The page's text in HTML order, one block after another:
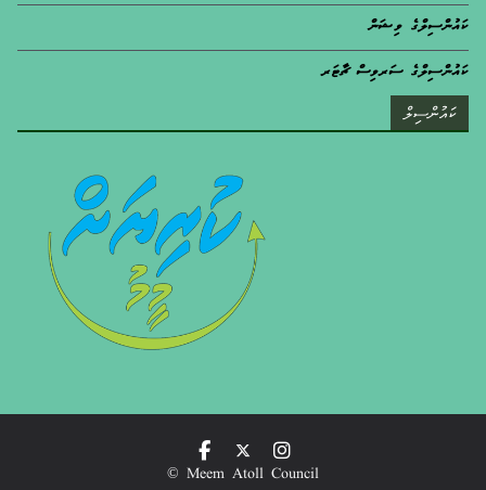
ކައުންސިލްގެ ވިޝަން
ކައުންސިލްގެ ސަރވިސް ޗާޓަރ
ކައުންސިލް